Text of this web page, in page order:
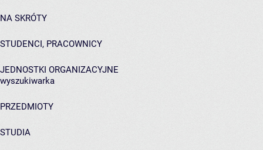
NA SKRÓTY
STUDENCI, PRACOWNICY
JEDNOSTKI ORGANIZACYJNE
wyszukiwarka
PRZEDMIOTY
STUDIA